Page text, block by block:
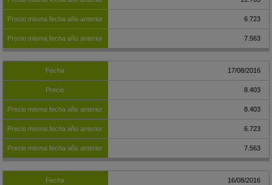
6.723
7.563
17/08/2016
8.403
8.403
6.723
7.563
16/08/2016